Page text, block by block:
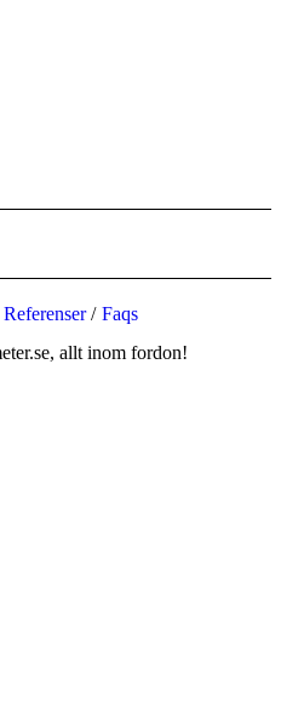
Referenser
Faqs
allt inom fordon!